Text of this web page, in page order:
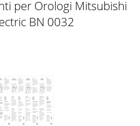
per Orologi Mitsubishi
BN 0032